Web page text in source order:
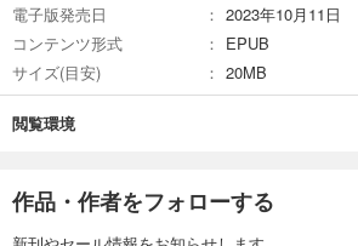
電子版発売日
2023年10月11日
コンテンツ形式
EPUB
サイズ(目安)
20MB
閲覧環境
作品・作者をフォローする